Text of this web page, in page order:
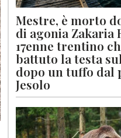
Mestre, è morto
di agonia Zakaria
17enne trentino
battuto la testa
dopo un tuffo dal
Jesolo